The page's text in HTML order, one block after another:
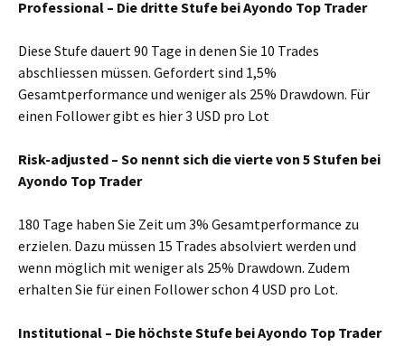
Professional – Die dritte Stufe bei Ayondo Top Trader
Diese Stufe dauert 90 Tage in denen Sie 10 Trades
abschliessen müssen. Gefordert sind 1,5%
Gesamtperformance und weniger als 25% Drawdown. Für
einen Follower gibt es hier 3 USD pro Lot
Risk-adjusted – So nennt sich die vierte von 5 Stufen bei
Ayondo Top Trader
180 Tage haben Sie Zeit um 3% Gesamtperformance zu
erzielen. Dazu müssen 15 Trades absolviert werden und
wenn möglich mit weniger als 25% Drawdown. Zudem
erhalten Sie für einen Follower schon 4 USD pro Lot.
Institutional – Die höchste Stufe bei Ayondo Top Trader